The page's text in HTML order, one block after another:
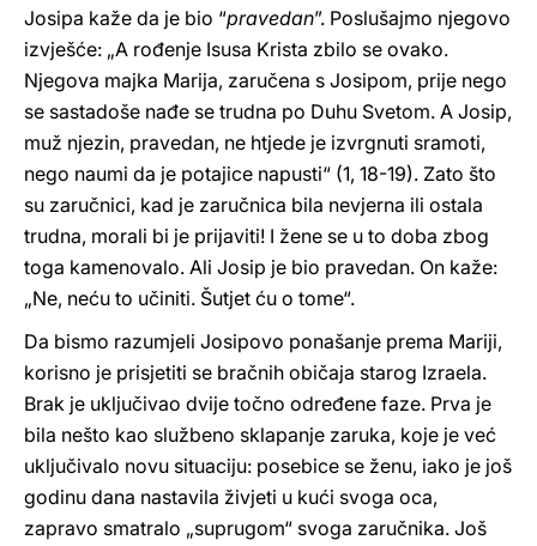
Josipa kaže da je bio “pravedan”. Poslušajmo njegovo
izvješće: „A rođenje Isusa Krista zbilo se ovako.
Njegova majka Marija, zaručena s Josipom, prije nego
se sastadoše nađe se trudna po Duhu Svetom. A Josip,
muž njezin, pravedan, ne htjede je izvrgnuti sramoti,
nego naumi da je potajice napusti“ (1, 18-19). Zato što
su zaručnici, kad je zaručnica bila nevjerna ili ostala
trudna, morali bi je prijaviti! I žene se u to doba zbog
toga kamenovalo. Ali Josip je bio pravedan. On kaže:
„Ne, neću to učiniti. Šutjet ću o tome“.
Da bismo razumjeli Josipovo ponašanje prema Mariji,
korisno je prisjetiti se bračnih običaja starog Izraela.
Brak je uključivao dvije točno određene faze. Prva je
bila nešto kao službeno sklapanje zaruka, koje je već
uključivalo novu situaciju: posebice se ženu, iako je još
godinu dana nastavila živjeti u kući svoga oca,
zapravo smatralo „suprugom“ svoga zaručnika. Još